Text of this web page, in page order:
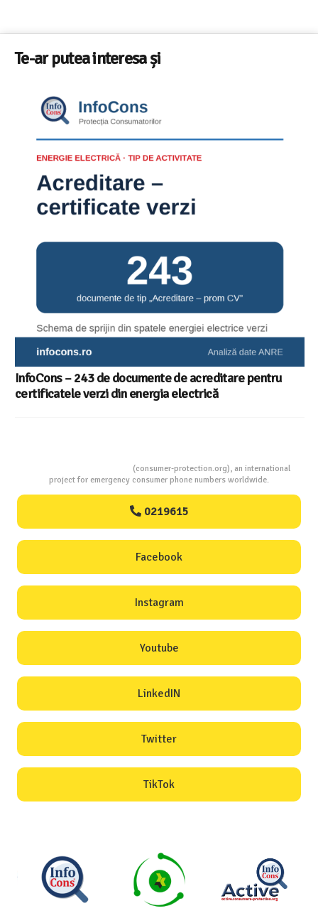
Te-ar putea interesa și
InfoCons – 243 de documente de acreditare pentru
certificatele verzi din energia electrică
(consumer-protection.org), an international
project for emergency consumer phone numbers worldwide.
0219615
Facebook
Instagram
Youtube
LinkedIN
Twitter
TikTok